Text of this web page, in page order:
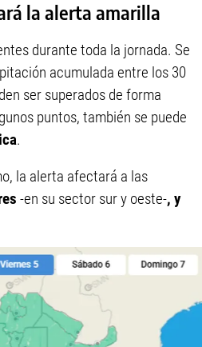
la alerta amarilla
durante toda la jornada. Se
acumulada entre los 30
ser superados de forma
puntos, también se puede
.
la alerta afectará a las
-en su sector sur y oeste-, y